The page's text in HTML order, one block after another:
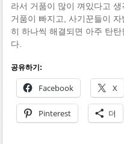
라서 거품이 많이 껴있다고
거품이 빠지고, 사기꾼들이
히 하나씩 해결되면 아주 탄
다.
공유하기:
Facebook X
Pinterest 더